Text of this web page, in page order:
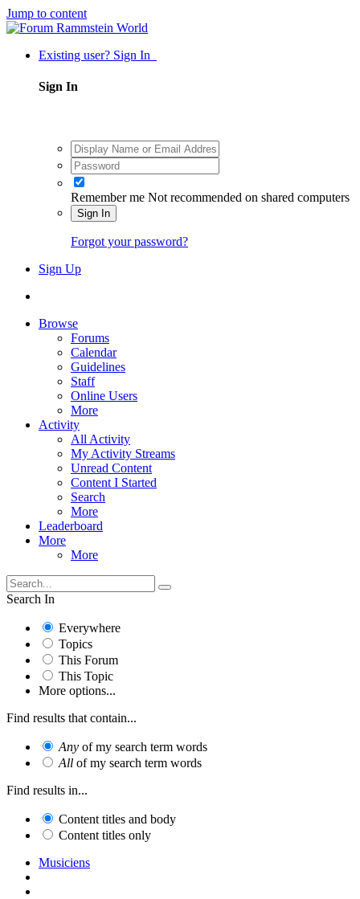
Jump to content
Existing user? Sign In
Sign In
Remember me Not recommended on shared computers
Sign In
Forgot your password?
Sign Up
Browse
Forums
Calendar
Guidelines
Staff
Online Users
More
Activity
All Activity
My Activity Streams
Unread Content
Content I Started
Search
More
Leaderboard
More
More
Search In
Everywhere
Topics
This Forum
This Topic
More options...
Find results that contain...
Any of my search term words
All of my search term words
Find results in...
Content titles and body
Content titles only
Musiciens